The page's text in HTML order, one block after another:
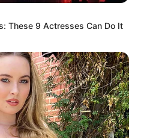
These 9 Actresses Can Do It